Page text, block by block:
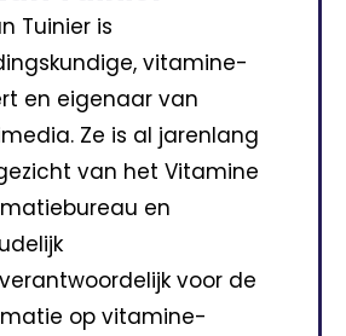
Tuinier is
vitamine-
en eigenaar van
Ze is al jarenlang
van het Vitamine
en
voor de
op vitamine-